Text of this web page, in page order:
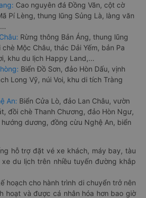
Cao nguyên đá Đồng Văn, cột cờ
Pí Lèng, thung lũng Sủng Là, làng văn
Rừng thông Bản Áng, thung lũng
chè Mộc Châu, thác Dải Yếm, bản Pa
khu du lịch Happy Land,...
Biển Đồ Sơn, đảo Hòn Dấu, vịnh
Long Vỹ, núi Voi, khu di tích Tràng
An: Biển Cửa Lò, đảo Lan Châu, vườn
đồi chè Thanh Chương, đảo Hòn Ngư,
dương, đồng cừu Nghệ An, biển
hỗ trợ đặt vé xe khách, máy bay, tàu
du lịch trên nhiều tuyến đường khắp
hoạch cho hành trình di chuyển trở nên
hoạt và được cá nhân hóa hơn bao giờ